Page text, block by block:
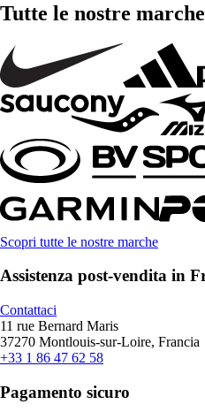
Tutte le nostre marche
Scopri tutte le nostre marche
Assistenza post-vendita in
Contattaci
11 rue Bernard Maris
37270 Montlouis-sur-Loire, Francia
+33 1 86 47 62 58
Pagamento sicuro